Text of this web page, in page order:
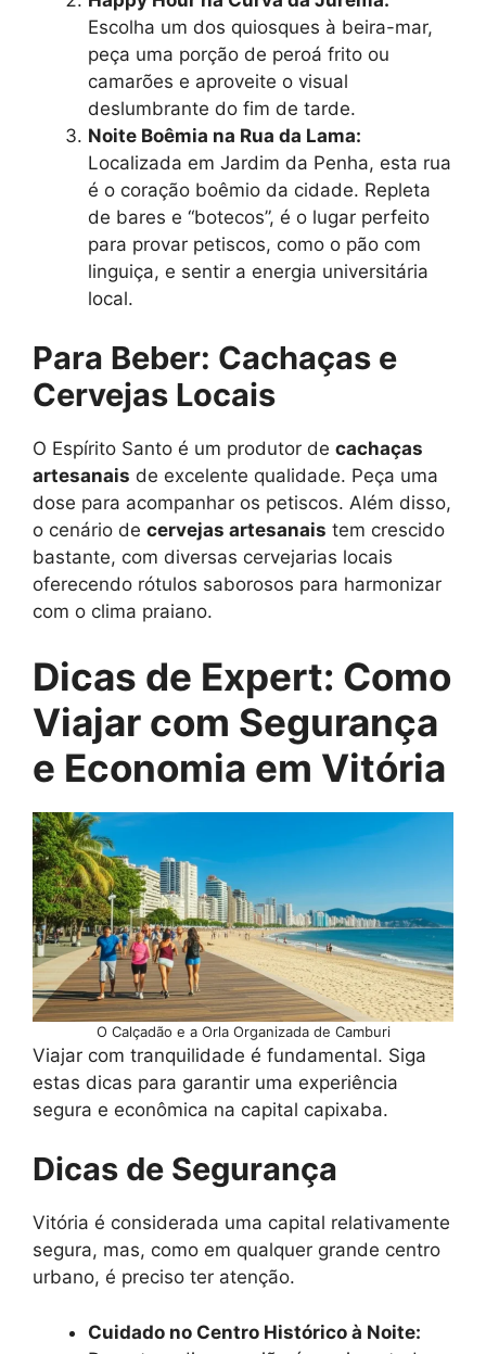
Escolha um dos quiosques à beira-mar,
peça uma porção de peroá frito ou
camarões e aproveite o visual
deslumbrante do fim de tarde.
Noite Boêmia na Rua da Lama:
Localizada em Jardim da Penha, esta rua
é o coração boêmio da cidade. Repleta
de bares e “botecos”, é o lugar perfeito
para provar petiscos, como o pão com
linguiça, e sentir a energia universitária
local.
Para Beber: Cachaças e
Cervejas Locais
O Espírito Santo é um produtor de cachaças
artesanais de excelente qualidade. Peça uma
dose para acompanhar os petiscos. Além disso,
o cenário de cervejas artesanais tem crescido
bastante, com diversas cervejarias locais
oferecendo rótulos saborosos para harmonizar
com o clima praiano.
Dicas de Expert: Como
Viajar com Segurança
e Economia em Vitória
O Calçadão e a Orla Organizada de Camburi
Viajar com tranquilidade é fundamental. Siga
estas dicas para garantir uma experiência
segura e econômica na capital capixaba.
Dicas de Segurança
Vitória é considerada uma capital relativamente
segura, mas, como em qualquer grande centro
urbano, é preciso ter atenção.
Cuidado no Centro Histórico à Noite: